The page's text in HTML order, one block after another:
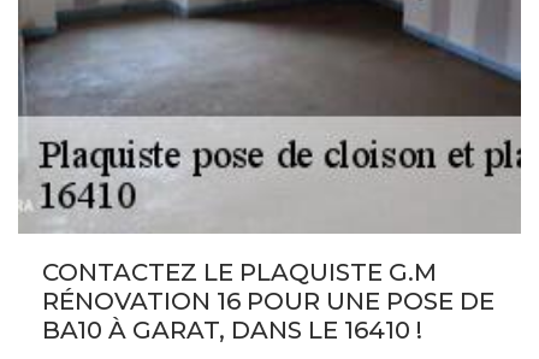
CONTACTEZ LE PLAQUISTE G.M
RÉNOVATION 16 POUR UNE POSE DE
BA10 À GARAT, DANS LE 16410 !